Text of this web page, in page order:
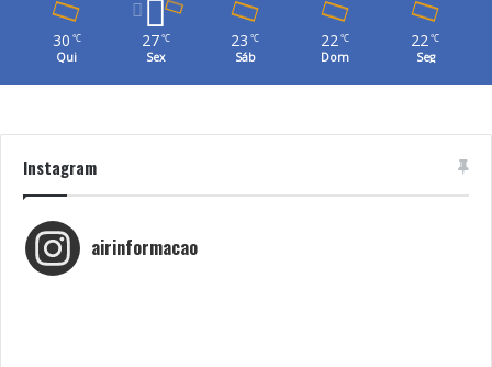
30 ℃
Qui
27 ℃
Sex
23 ℃
Sáb
22℃
Dom
22℃
Seg
Instagram
airinformacao